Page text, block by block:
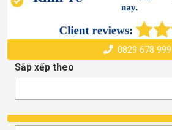
0829 678 999
Sắp xếp theo